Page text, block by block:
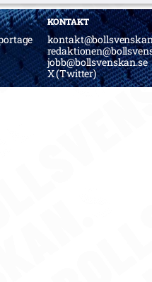
KONTAKT
jobb@bollsvenskan.se
X (Twitter)